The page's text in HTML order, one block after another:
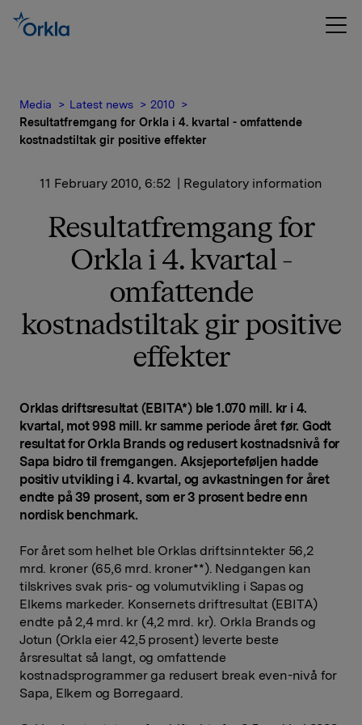
Media Latest news
2010
Resultatfremgang for Orkla i 4. kvartal - omfattende
kostnadstiltak gir positive effekter
11 February 2010, 6:52 | Regulatory information
Resultatfremgang for
Orkla i 4. kvartal -
omfattende
kostnadstiltak gir positive
effekter
Orklas driftsresultat (EBITA*) ble 1.070 mill. kr i 4.
kvartal, mot 998 mill. kr samme periode året før. Godt
resultat for Orkla Brands og redusert kostnadsnivå for
Sapa bidro til fremgangen. Aksjeporteføljen hadde
positiv utvikling i 4. kvartal, og avkastningen for året
endte på 39 prosent, som er 3 prosent bedre enn
nordisk benchmark.
For året som helhet ble Orklas driftsinntekter 56,2
mrd. kroner (65,6 mrd. kroner**). Nedgangen kan
tilskrives svak pris- og volumutvikling i Sapas og
Elkems markeder. Konsernets driftresultat (EBITA)
endte på 2,4 mrd. kr (4,2 mrd. kr). Orkla Brands og
Jotun (Orkla eier 42,5 prosent) leverte beste
årsresultat så langt, og omfattende
kostnadsprogrammer ga redusert break even-nivå for
Sapa, Elkem og Borregaard.